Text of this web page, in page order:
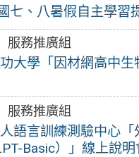
七、八暑假自主學習
服務推廣組
大學「因材網高中生
服務推廣組
語言訓練測驗中心「
Basic）」線上說明